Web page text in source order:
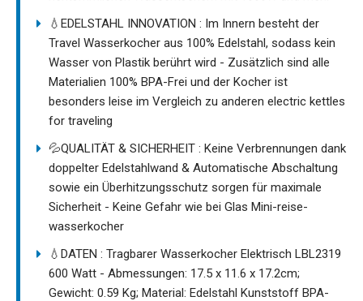
💧EDELSTAHL INNOVATION : Im Innern besteht der
Travel Wasserkocher aus 100% Edelstahl, sodass kein
Wasser von Plastik berührt wird - Zusätzlich sind alle
Materialien 100% BPA-Frei und der Kocher ist
besonders leise im Vergleich zu anderen electric kettles
for traveling
💦QUALITÄT & SICHERHEIT : Keine Verbrennungen dank
doppelter Edelstahlwand & Automatische Abschaltung
sowie ein Überhitzungsschutz sorgen für maximale
Sicherheit - Keine Gefahr wie bei Glas Mini-reise-
wasserkocher
💧DATEN : Tragbarer Wasserkocher Elektrisch LBL2319
600 Watt - Abmessungen: 17.5 x 11.6 x 17.2cm;
Gewicht: 0.59 Kg; Material: Edelstahl Kunststoff BPA-